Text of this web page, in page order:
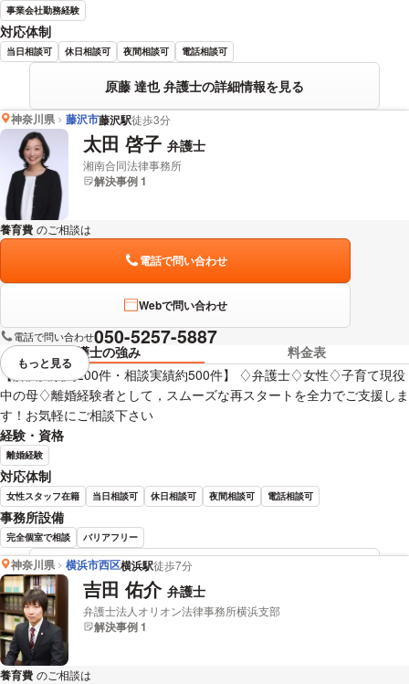
事業会社勤務経験
対応体制
当日相談可 休日相談可 夜間相談可 電話相談可
原藤 達也 弁護士の詳細情報を見る
神奈川県 藤沢市藤沢駅徒歩3分
太田 啓子 弁護士
湘南合同法律事務所
解決事例 1
養育費 のご相談は
電話で問い合わせ
Webで問い合わせ
電話で問い合わせ050-5257-5887
弁護士の強み
料金表
【解決実績約200件・相談実績約500件】 ♢弁護士♢女性♢子育て現役
中の母♢離婚経験者として，スムーズな再スタートを全力でご支援しま
す！お気軽にご相談下さい
経験・資格
離婚経験
対応体制
女性スタッフ在籍 当日相談可 休日相談可 夜間相談可 電話相談可
事務所設備
完全個室で相談 バリアフリー
太田 啓子 弁護士の詳細情報を見る
視覚的に省略されている要素を
もっと見る
神奈川県 横浜市西区横浜駅徒歩7分
吉田 佑介 弁護士
弁護士法人オリオン法律事務所横浜支部
解決事例 1
養育費 のご相談は